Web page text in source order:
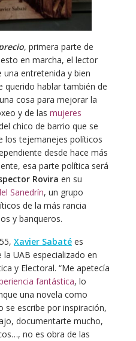
, primera parte de
en marcha, el lector
entretenida y bien
querido hablar también de
cosa para mejorar la
y de las mujeres
chico de barrio que se
los tejemanejes políticos
desde hace más
esa parte política será
Rovira en su
Sanedrín, un grupo
de la más rancia
y banqueros.
Xavier Sabatées
UAB especializado en
y Electoral. “Me apetecía
fantástica, lo
una novela como
se escribe por inspiración,
documentarte mucho,
no es obra de las